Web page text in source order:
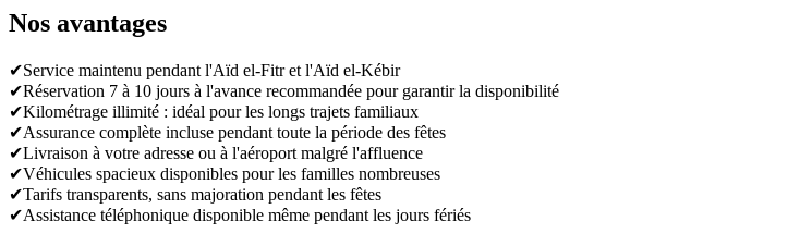
Nos avantages
✔Service maintenu pendant l'Aïd el-Fitr et l'Aïd el-Kébir
✔Réservation 7 à 10 jours à l'avance recommandée pour garantir la disponibilité
✔Kilométrage illimité : idéal pour les longs trajets familiaux
✔Assurance complète incluse pendant toute la période des fêtes
✔Livraison à votre adresse ou à l'aéroport malgré l'affluence
✔Véhicules spacieux disponibles pour les familles nombreuses
✔Tarifs transparents, sans majoration pendant les fêtes
✔Assistance téléphonique disponible même pendant les jours fériés